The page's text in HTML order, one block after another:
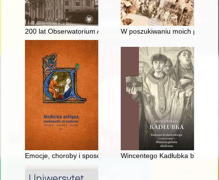
200 lat Obserwatorium Astronomicznego UW
W poszukiwaniu moich
Emocje, choroby i sposoby leczenia : z życia artysty Jana
Wincentego Kadłubka